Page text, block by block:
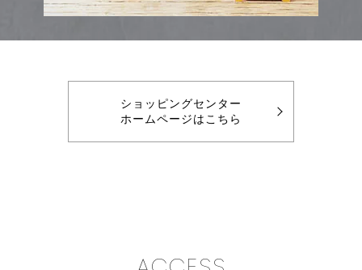
ショッピングセンター
ホームページはこちら